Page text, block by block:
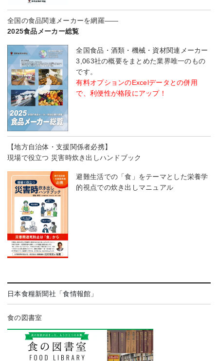
全国の食品関連メーカーを網羅――
2025食品メーカー総覧
全国食品・酒類・機械・資材関連メーカー
3,063社の概要をまとめた業界唯一のもの
です。
有料オプションのExcelデータとの併用
で、利便性が格段にアップ！
【地方自治体・支援関係者必携】
現場で役立つ 災害時炊き出しハンドブック
避難生活での「食」をテーマとした栄養学
的視点での炊き出しマニュアル
日本食糧新聞社「食情報館」
食の図書室